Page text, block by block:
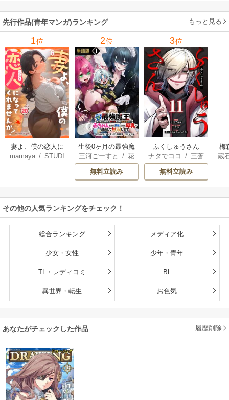
してみた
魔王軍の最高幹部
に迎えられる～
六/ユウヒ
先行作品(青年マンガ)ランキング もっと見る
1位
妻よ、僕の恋人に
なってくれません
mamaya/STUDI
2位
生後0ヶ月の最強魔
王 食べるだけ強
くなるチート能力
持ち転生者だけど
雄たちの母乳で成
長して無双します
三河ごーすと /花
房雪/ マップ
無料立読み
3位
ふくしゅうさん
ナタでココ /三蒼
/
チームふくし
ゅうさん
無料立読み
梅
蔵
その他の人気ランキングをチェック！
総合ランキング メディア化
少女・女性 少年・青年
TL・レディコミ BL
異世界・転生 お色気
あなたがチェックした作品 履歴削除